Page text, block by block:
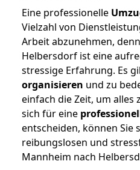
Eine professionelle
Vielzahl von
Arbeit abzunehmen,
Helbersdorf ist eine
stressige Erfahrung. Es
organisieren und zu
einfach die Zeit, um alles
sich für eine
entscheiden, können Sie
reibungslosen und
Mannheim nach